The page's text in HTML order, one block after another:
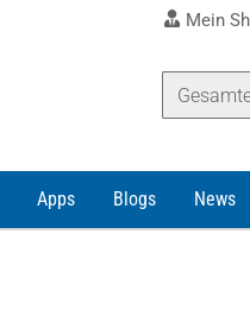
Mein
Apps Blogs News